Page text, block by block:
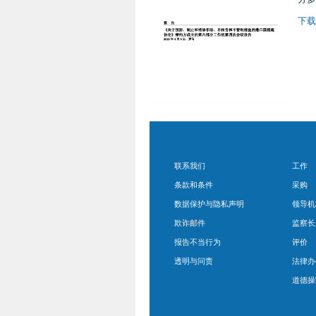
下
联系我们
条款和条件
数据保护与隐私声明
欺诈邮件
报告不当行为
透明与问责
工作
采购
领导
监察
评价
法律
道德